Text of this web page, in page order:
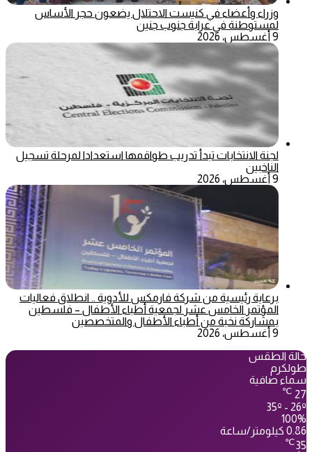
وزراء وأعضاء في كنيست الاحتلال يضعون حجر الأساس
لمستوطنة في عرابة جنوب جنين
9 أغسطس، 2026
لجنة الانتخابات تبدأ تدريب طواقمها استعدادا لمرحلة تسجيل
الناخبين
9 أغسطس، 2026
برعاية رئيسية من شركة فارمكس للأدوية .. انطلاق فعاليات
المؤتمر الخامس عشر لجمعية أطباء الأطفال – فلسطين
بمشاركة نخبة من أطباء الأطفال والمتخصصين
9 أغسطس، 2026
حالة الطقس
طولكرم
سماء صافية
27
℃
35º - 26º
100%
0.86 كيلومتر/ساعة
35
℃